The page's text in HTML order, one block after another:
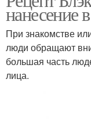
нанесение
При знакомстве
люди обращают
большая часть
лица.